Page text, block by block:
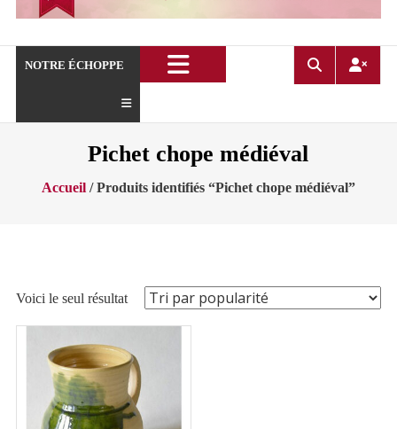
Mesmin
NOTRE ÉCHOPPE
Pichet chope médiéval
Accueil/ Produits identifiés “Pichet chope médiéval”
Voici le seul résultat